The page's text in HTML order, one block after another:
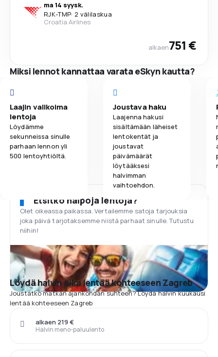
ma 14 syysk.
RJK-TMP· 2 välilaskua
Croatia Airlines
alkaen751 €
Miksi lennot kannattaa varata eSkyn kautta?
Laajin valikoima
lentoja
Löydämme
sekunneissa sinulle
parhaan lennon yli
500 lentoyhtiöltä.
Joustava haku
Laajenna hakusi
sisältämään läheiset
lentokentät ja
joustavat
päivämäärät
löytääksesi
halvimman
vaihtoehdon.
Etsitkö halpoja lentoja?
Olet oikeassa paikassa. Vertailemme satoja tarjouksia
joka päivä tarjotaksemme niistä parhaat sinulle. Tutustu
niihin!
Löydä halvin aika lentää kohteeseen Zagreb
Joustatko matkan ajankohdan suhteen? Löydä halvin kuukausi
lentää kohteeseen Zagreb
Halvin meno-paluulento
alkaen 219 €